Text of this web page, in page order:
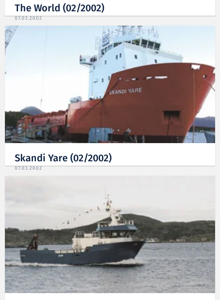
The World (02/2002)
07.03.2002
Skandi Yare (02/2002)
07.03.2002